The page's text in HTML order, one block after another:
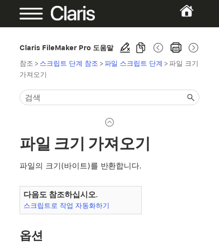
Claris FileMaker Pro 도움말
참조 > 스크립트 단계 참조 >파일 스크립트 단계 > 파일 크기
가져오기
파일 크기 가져오기
파일의 크기(바이트)를 반환합니다.
다음도 참조하십시오.
스크립트로 작업 자동화하기
옵션